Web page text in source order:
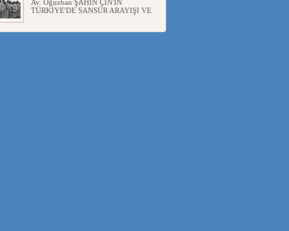
Av. Oğuzhan ŞAHİN ÇİN'İN
TÜRKİYE'DE SANSÜR ARAYIŞI VE
SAADET PARTİSİ İLÇE BAŞKANI :